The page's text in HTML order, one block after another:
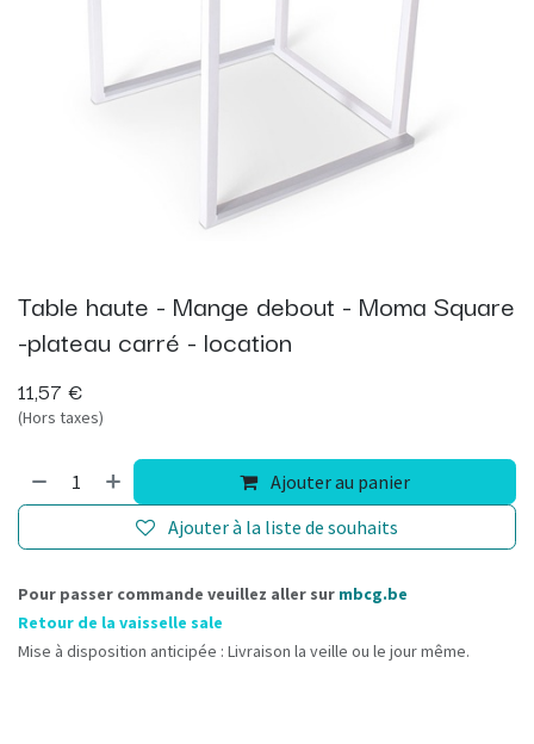
Table haute - Mange debout - Moma Square
-plateau carré - location
11,57 €
(Hors taxes)
Ajouter au panier
Ajouter à la liste de souhaits
Pour passer commande veuillez aller sur mbcg.be
Retour de la vaisselle sale
Mise à disposition anticipée : Livraison la veille ou le jour même.